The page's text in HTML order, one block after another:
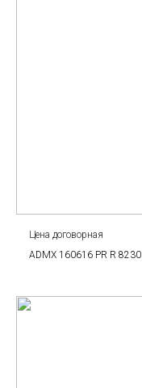
Цена договорная
ADMX 160616 PR R 8230